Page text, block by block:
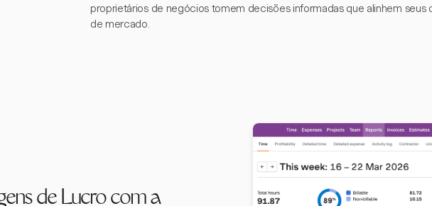
proprietários de negócios tomem decisões informadas que alinhem
de mercado.
de Lucro com a